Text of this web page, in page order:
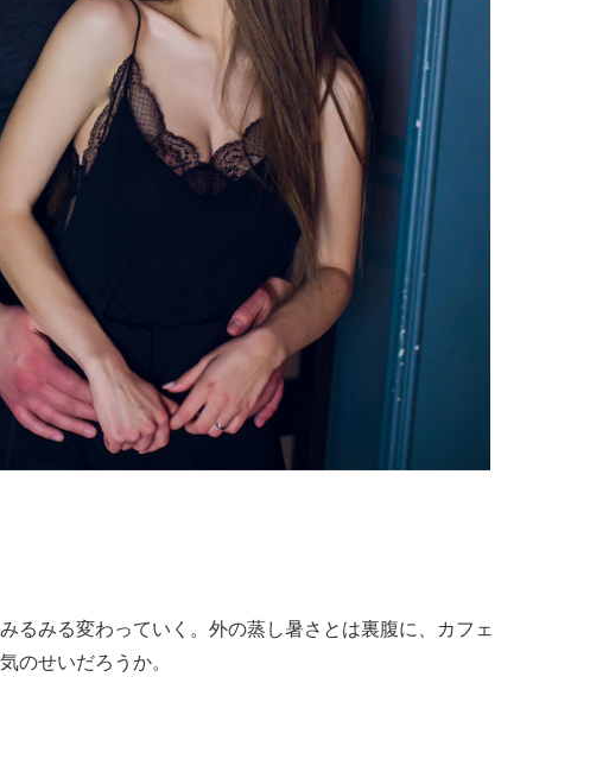
るみる変わっていく。外の蒸し暑さとは裏腹に、カフェ
のせいだろうか。